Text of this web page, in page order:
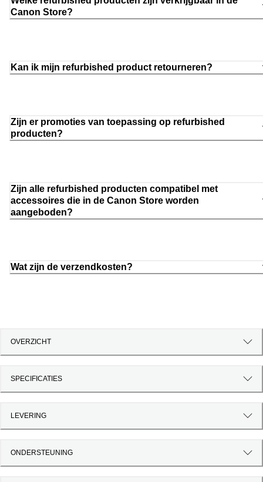
Canon Store?
Kan ik mijn refurbished product retourneren?
Zijn er promoties van toepassing op refurbished
producten?
Zijn alle refurbished producten compatibel met
accessoires die in de Canon Store worden
aangeboden?
Wat zijn de verzendkosten?
OVERZICHT
SPECIFICATIES
LEVERING
ONDERSTEUNING